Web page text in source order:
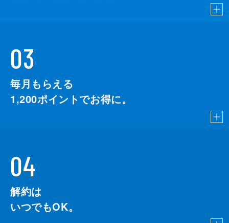
03
毎月もらえる
1,200ポイントでお得に。
04
解約は
いつでもOK。